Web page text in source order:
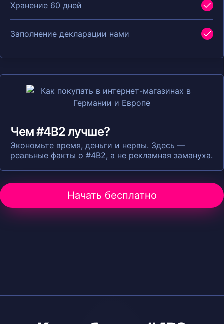
Хранение 60 дней
Заполнение декларации нами
Чем #4B2 лучше?
Экономьте время, деньги и нервы. Здесь —
реальные факты о #4B2, а не рекламная замануха.
Начать бесплатно